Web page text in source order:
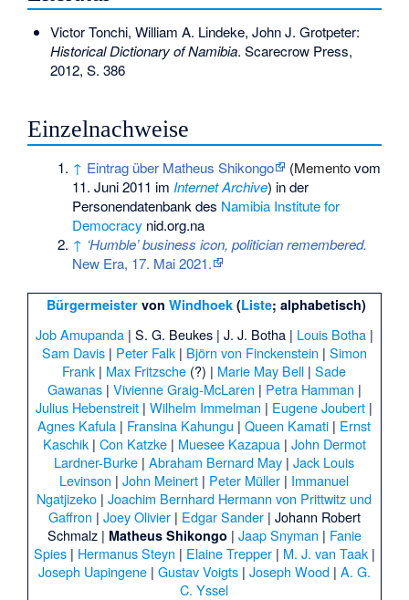
Victor Tonchi, William A. Lindeke, John J. Grotpeter:
Historical Dictionary of Namibia. Scarecrow Press,
2012, S. 386
Einzelnachweise
↑ Eintrag über Matheus Shikongo (Mementovom
11. Juni 2011 im Internet Archive) in der
Personendatenbank des Namibia Institute for
Democracy nid.org.na
↑ ‘Humble’ business icon, politician remembered.
New Era, 17. Mai 2021.
Bürgermeister von Windhoek (Liste; alphabetisch)
Job Amupanda| S. G. Beukes| J. J. Botha| Louis Botha|
Sam Davis| Peter Falk| Björn von Finckenstein | Simon
Frank | Max Fritzsche (?) | Marie May Bell |Sade
Gawanas| Vivienne Graig-McLaren | Petra Hamman |
Julius Hebenstreit |Wilhelm Immelman | Eugene Joubert |
Agnes Kafula | Fransina Kahungu |Queen Kamati | Ernst
Kaschik| Con Katzke| Muesee Kazapua| John Dermot
Lardner-Burke |Abraham Bernard May |Jack Louis
Levinson |John Meinert | Peter Müller | Immanuel
Ngatjizeko |Joachim Bernhard Hermann von Prittwitz und
Gaffron | Joey Olivier| Edgar Sander| Johann Robert
Schmalz| Matheus Shikongo| Jaap Snyman | Fanie
Spies| Hermanus Steyn | Elaine Trepper| M. J. van Taak|
Joseph Uapingene| Gustav Voigts| Joseph Wood| A. G.
C. Yssel